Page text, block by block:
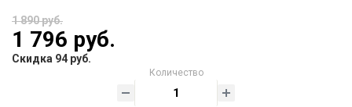
1 890 руб.
1 796 руб.
Скидка 94 руб.
Количество